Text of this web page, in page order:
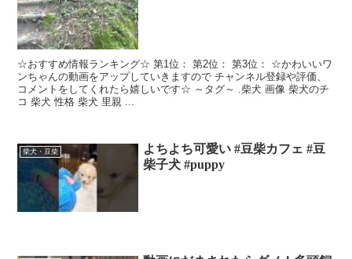
☆おすすめ情報ランキング☆ 第1位： 第2位： 第3位： ☆かわいいワ
ンちゃんの動画をアップしていきますので チャンネル登録や評価、
コメントをしてくれたら嬉しいです☆ ～タグ～ .柴犬 画像 柴犬のチ
コ 柴犬 性格 柴犬 里親 ...
柴犬・豆柴
よちよち可愛い #豆柴カフェ #豆
柴子犬 #puppy